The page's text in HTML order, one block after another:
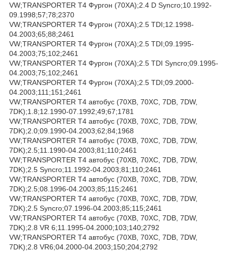
VW;TRANSPORTER T4 Фургон (70XA);2.4 D Syncro;10.1992-
09.1998;57;78;2370
VW;TRANSPORTER T4 Фургон (70XA);2.5 TDI;12.1998-
04.2003;65;88;2461
VW;TRANSPORTER T4 Фургон (70XA);2.5 TDI;09.1995-
04.2003;75;102;2461
VW;TRANSPORTER T4 Фургон (70XA);2.5 TDI Syncro;09.1995-
04.2003;75;102;2461
VW;TRANSPORTER T4 Фургон (70XA);2.5 TDI;09.2000-
04.2003;111;151;2461
VW;TRANSPORTER T4 автобус (70XB, 70XC, 7DB, 7DW,
7DK);1.8;12.1990-07.1992;49;67;1781
VW;TRANSPORTER T4 автобус (70XB, 70XC, 7DB, 7DW,
7DK);2.0;09.1990-04.2003;62;84;1968
VW;TRANSPORTER T4 автобус (70XB, 70XC, 7DB, 7DW,
7DK);2.5;11.1990-04.2003;81;110;2461
VW;TRANSPORTER T4 автобус (70XB, 70XC, 7DB, 7DW,
7DK);2.5 Syncro;11.1992-04.2003;81;110;2461
VW;TRANSPORTER T4 автобус (70XB, 70XC, 7DB, 7DW,
7DK);2.5;08.1996-04.2003;85;115;2461
VW;TRANSPORTER T4 автобус (70XB, 70XC, 7DB, 7DW,
7DK);2.5 Syncro;07.1996-04.2003;85;115;2461
VW;TRANSPORTER T4 автобус (70XB, 70XC, 7DB, 7DW,
7DK);2.8 VR 6;11.1995-04.2000;103;140;2792
VW;TRANSPORTER T4 автобус (70XB, 70XC, 7DB, 7DW,
7DK);2.8 VR6;04.2000-04.2003;150;204;2792